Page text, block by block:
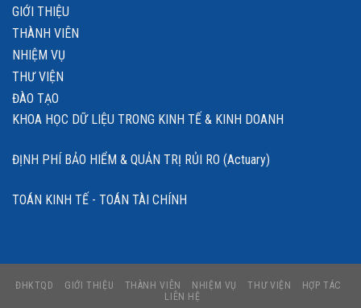
GIỚI THIỆU
THÀNH VIÊN
NHIỆM VỤ
THƯ VIỆN
ĐÀO TẠO
KHOA HỌC DỮ LIỆU TRONG KINH TẾ & KINH DOANH
ĐỊNH PHÍ BẢO HIỂM & QUẢN TRỊ RỦI RO (Actuary)
TOÁN KINH TẾ - TOÁN TÀI CHÍNH
ĐHKTQD GIỚI THIỆU THÀNH VIÊN NHIỆM VỤ THƯ VIỆN
HỢP TÁC
LIÊN HỆ